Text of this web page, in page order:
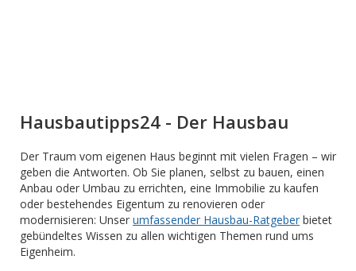
Hausbautipps24 - Der Hausbau
Der Traum vom eigenen Haus beginnt mit vielen Fragen – wir
geben die Antworten. Ob Sie planen, selbst zu bauen, einen
Anbau oder Umbau zu errichten, eine Immobilie zu kaufen
oder bestehendes Eigentum zu renovieren oder
modernisieren: Unser umfassender Hausbau-Ratgeber bietet
gebündeltes Wissen zu allen wichtigen Themen rund ums
Eigenheim.